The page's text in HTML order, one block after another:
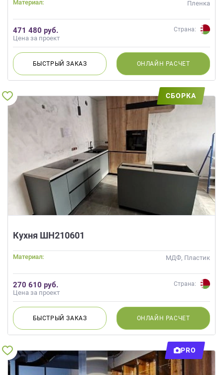
Материал: Пленка
471 480 руб.
Цена за проект
Страна:
БЫСТРЫЙЗАКАЗ ОНЛАЙН РАСЧЕТ
СБОРКА
Кухня ШН210601
Материал: МДФ, Пластик
270 610 руб.
Цена за проект
Страна:
БЫСТРЫЙЗАКАЗ ОНЛАЙН РАСЧЕТ
PRO